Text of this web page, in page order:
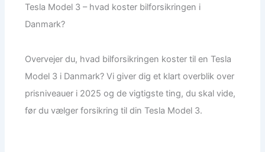
Tesla Model 3 – hvad koster bilforsikringen i
Danmark?
Overvejer du, hvad bilforsikringen koster til en Tesla
Model 3 i Danmark? Vi giver dig et klart overblik over
prisniveauer i 2025 og de vigtigste ting, du skal vide,
før du vælger forsikring til din Tesla Model 3.